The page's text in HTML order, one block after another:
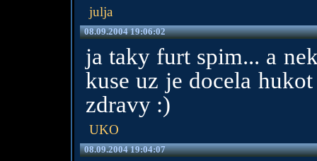
julja
08.09.2004 19:06:02
ja taky furt spim... a
kuse uz je docela
zdravy :)
UKO
08.09.2004 19:04:07